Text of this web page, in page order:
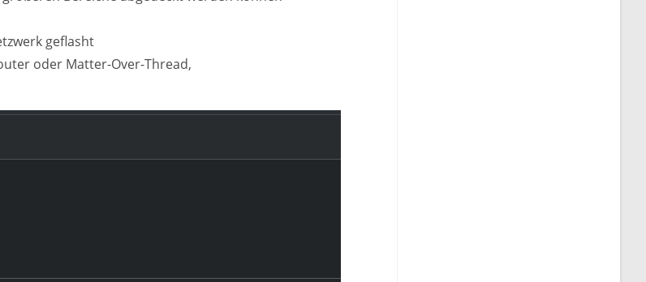
geflasht
oder Matter-Over-Thread,